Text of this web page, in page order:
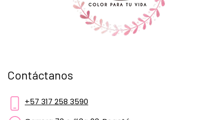
Contáctanos
+57 317 258 3590